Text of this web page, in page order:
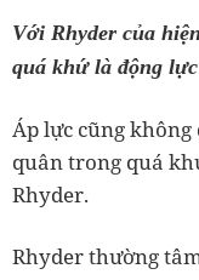
Với Rhyder của
quá khứ là động
Áp lực cũng
quân trong quá
Rhyder.
Rhyder thường